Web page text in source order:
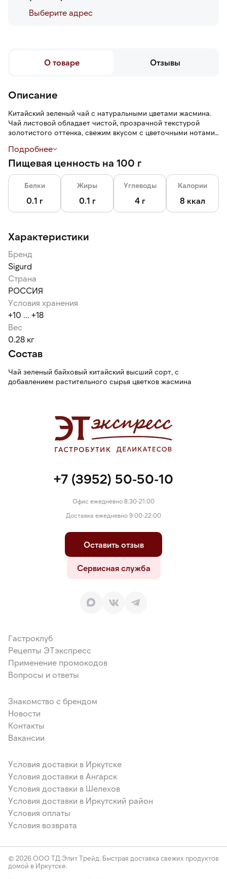
Выберите адреc
О товаре Отзывы
Описание
Китайский зеленый чай с натуральными цветами жасмина.
Чай листовой обладает чистой, прозрачной текстурой
золотистого оттенка, свежим вкусом с цветочными нотами
и горечи, тонким травянистым ароматом.
Подробнее
Пищевая ценность на 100 г
Белки
0.1 г
Жиры
0.1 г
Углеводы
4 г
Калории
8 ккал
Характеристики
Бренд
Sigurd
Страна
РОССИЯ
Условия хранения
+10 ... +18
Вес
0.28 кг
Состав
Чай зеленый байховый китайский высший сорт, с
добавлением растительного сырья цветков жасмина
+7 (3952) 50-50-10
Офис ежедневно 8:30-21:00
Доставка ежедневно 9:00-22:00
Оставить отзыв
Сервисная служба
Гастроклуб
Рецепты ЭТэкспресс
Применение промокодов
Вопросы и ответы
Знакомство с брендом
Новости
Контакты
Вакансии
Условия доставки в Иркутске
Условия доставки в Ангарск
Условия доставки в Шелехов
Условия доставки в Иркутский район
Условия оплаты
Условия возврата
© 2026 ООО ТД Элит Трейд. Быстрая доставка свежих продуктов
домой в Иркутске.